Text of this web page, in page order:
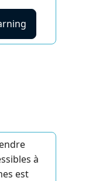
à
est